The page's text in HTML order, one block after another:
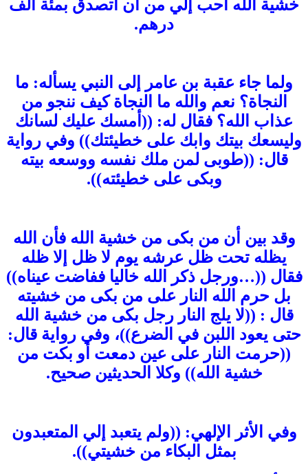
خشية الله أحب إلي من أن أتصدق بمئة ألف
درهم.
ولما جاء عقبة بن عامر إلى النبي يسأله: ما
النجاة؟ نعم والله ما النجاة كيف ننجو من
عذاب الله؟ فقال له: ((أمسك عليك لسانك
وليسعك بيتك وابك على خطيئتك)) وفي رواية
قال: ((طوبى لمن ملك نفسه ووسعه بيته
وبكى على خطيئته)).
وقد بين أن من بكى من خشية الله فأن الله
يظله تحت ظل عرشه يوم لا ظل إلا ظله
فقال ((…ورجل ذكر الله خاليا ففاضت عيناه))
بل حرم الله النار على من بكى من خشيته
قال : ((لا يلج النار رجل بكى من خشية الله
حتى يعود اللبن في الضرع))، وفي رواية قال:
((حرمت النار على عين دمعت أو بكت من
خشية الله)) وكلا الحديثين صحيح.
وفي الأثر الإلهي: ((ولم يتعبد إلي المتعبدون
بمثل البكاء من خشيتي)).